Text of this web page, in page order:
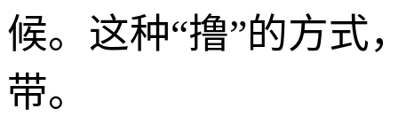
候。这种“撸”的方式
带。